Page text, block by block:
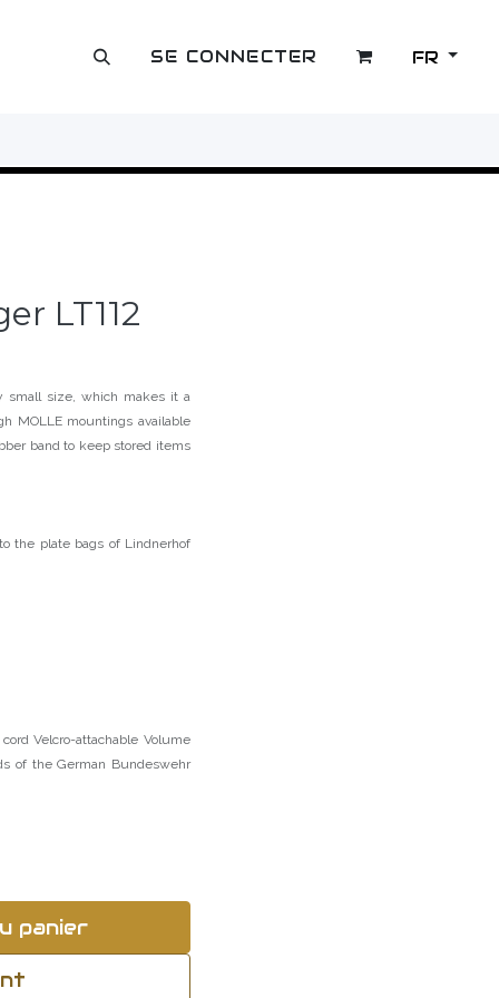
OUTLET SE CONNECTER FR
LT112
small size, which makes it a
MOLLE mountings available
band to keep stored items
the plate bags of Lindnerhof
Velcro-attachable Volume
of the German Bundeswehr
panier